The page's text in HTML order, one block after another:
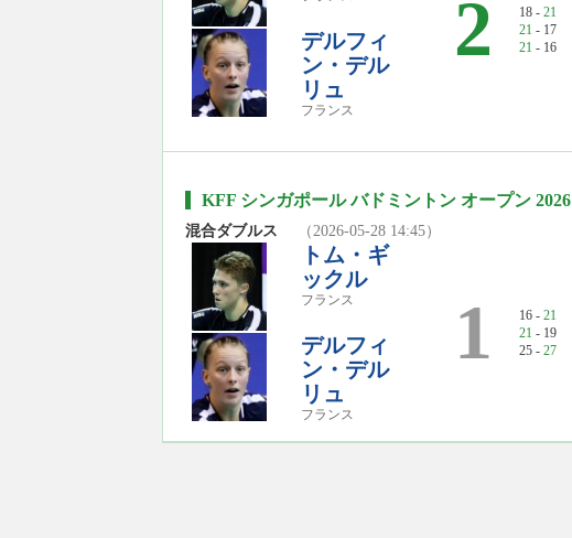
デルフィ
ン・デル
リュ
フランス
2 18 - 21
21 - 17
21 - 16
KFF シンガポール バドミントン オープン 2026
混合ダブルス （2026-05-28 14:45）
トム・ギ
ックル
フランス
デルフィ
ン・デル
リュ
フランス
1 16 - 21
21 - 19
25 - 27